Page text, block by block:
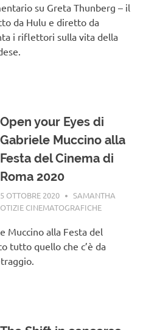
su Greta Thunberg – il
da Hulu e diretto da
i riflettori sulla vita della
Open your Eyes di
Gabriele Muccino alla
Festa del Cinema di
Roma 2020
5 OTTOBRE 2020
SAMANTHA
CINEMATOGRAFICHE
Muccino alla Festa del
tutto quello che c’è da